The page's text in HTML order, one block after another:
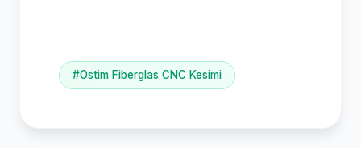
#Ostim Fiberglas CNC Kesimi